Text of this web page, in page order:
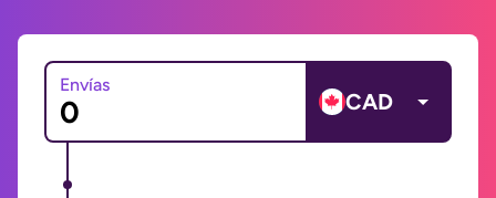
Envías
CAD